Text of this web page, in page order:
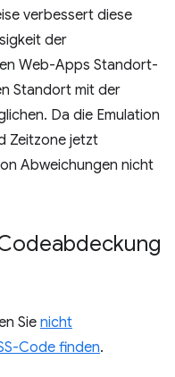
verbessert diese
der
Web-Apps Standort-
Standort mit der
Da die Emulation
Zeitzone jetzt
Abweichungen nicht
Sie nicht
Code finden.